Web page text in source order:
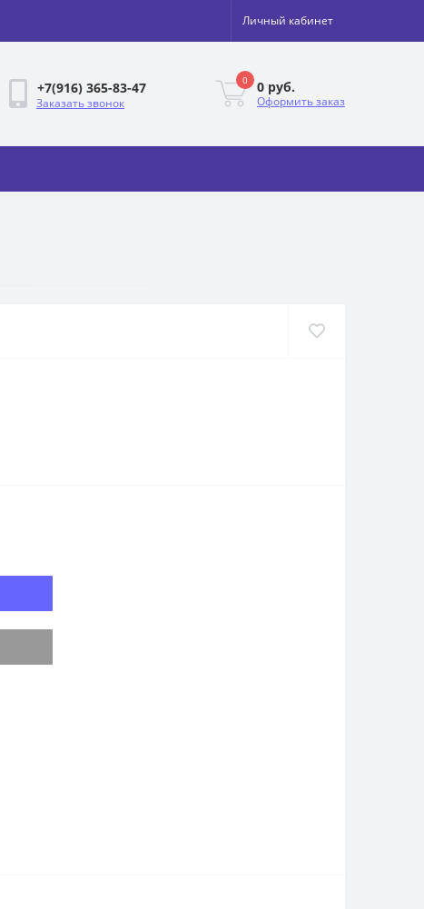
Личный кабинет
+7(916) 365-83-47
Заказать звонок
0 0 руб.
Оформить заказ